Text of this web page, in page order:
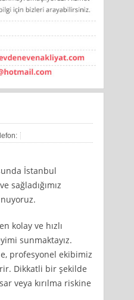
İstanbul
sağladığımız
kolay ve hızlı
sunmaktayız.
profesyonel ekibimiz
Dikkatli bir şekilde
veya kırılma riskine